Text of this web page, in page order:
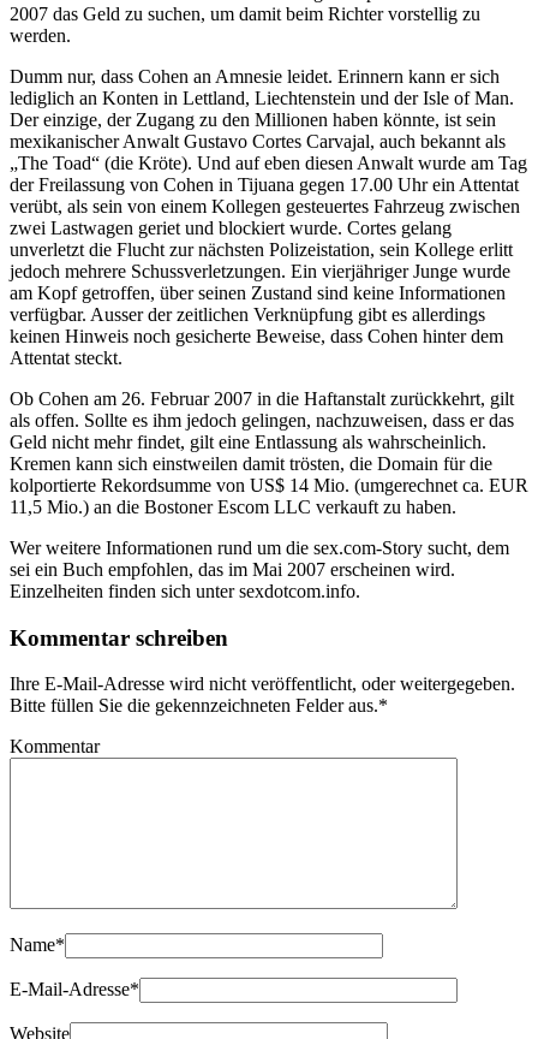
2007 das Geld zu suchen, um damit beim Richter vorstellig zu
werden.
Dumm nur, dass Cohen an Amnesie leidet. Erinnern kann er sich
lediglich an Konten in Lettland, Liechtenstein und der Isle of Man.
Der einzige, der Zugang zu den Millionen haben könnte, ist sein
mexikanischer Anwalt Gustavo Cortes Carvajal, auch bekannt als
„The Toad“ (die Kröte). Und auf eben diesen Anwalt wurde am Tag
der Freilassung von Cohen in Tijuana gegen 17.00 Uhr ein Attentat
verübt, als sein von einem Kollegen gesteuertes Fahrzeug zwischen
zwei Lastwagen geriet und blockiert wurde. Cortes gelang
unverletzt die Flucht zur nächsten Polizeistation, sein Kollege erlitt
jedoch mehrere Schussverletzungen. Ein vierjähriger Junge wurde
am Kopf getroffen, über seinen Zustand sind keine Informationen
verfügbar. Ausser der zeitlichen Verknüpfung gibt es allerdings
keinen Hinweis noch gesicherte Beweise, dass Cohen hinter dem
Attentat steckt.
Ob Cohen am 26. Februar 2007 in die Haftanstalt zurückkehrt, gilt
als offen. Sollte es ihm jedoch gelingen, nachzuweisen, dass er das
Geld nicht mehr findet, gilt eine Entlassung als wahrscheinlich.
Kremen kann sich einstweilen damit trösten, die Domain für die
kolportierte Rekordsumme von US$ 14 Mio. (umgerechnet ca. EUR
11,5 Mio.) an die Bostoner Escom LLC verkauft zu haben.
Wer weitere Informationen rund um die sex.com-Story sucht, dem
sei ein Buch empfohlen, das im Mai 2007 erscheinen wird.
Einzelheiten finden sich unter sexdotcom.info.
Kommentar schreiben
Ihre E-Mail-Adresse wird nicht veröffentlicht, oder weitergegeben.
Bitte füllen Sie die gekennzeichneten Felder aus.*
Kommentar
Name*
E-Mail-Adresse*
Website